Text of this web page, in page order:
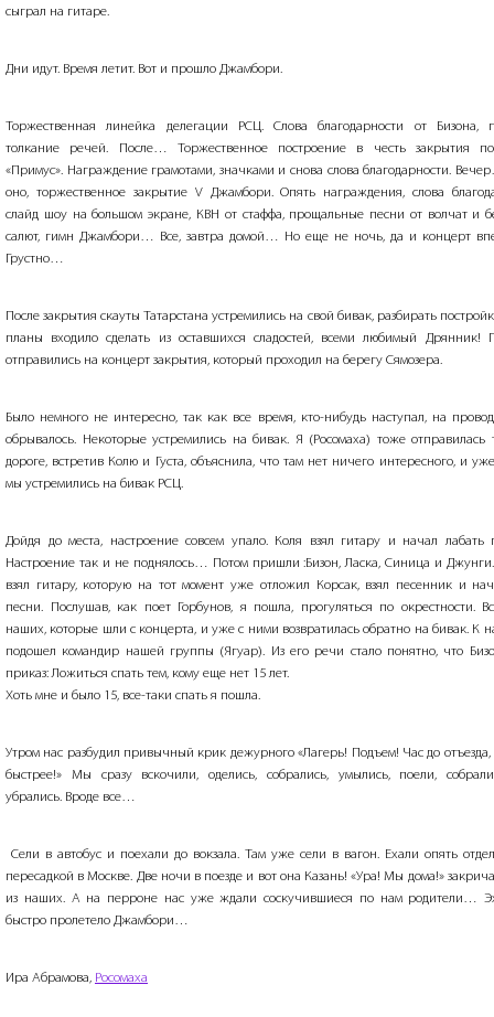
сыграл на гитаре.
Дни идут. Время летит. Вот и прошло Джамбори.
Торжественная линейка делегации РСЦ. Слова благодарности от Бизона,
толкание речей. После… Торжественное построение в честь закрытия
«Примус». Награждение грамотами, значками и снова слова благодарности.
оно, торжественное закрытие V Джамбори. Опять награждения, слова
слайд шоу на большом экране, КВН от стаффа, прощальные песни от волчат и
салют, гимн Джамбори… Все, завтра домой… Но еще не ночь, да и концерт
Грустно…
После закрытия скауты Татарстана устремились на свой бивак, разбирать
планы входило сделать из оставшихся сладостей, всеми любимый Дрянник!
отправились на концерт закрытия, который проходил на берегу Сямозера.
Было немного не интересно, так как все время, кто-нибудь наступал, на
обрывалось. Некоторые устремились на бивак. Я (Росомаха) тоже отправилась
дороге, встретив Колю и Густа, объяснила, что там нет ничего интересного, и
мы устремились на бивак РСЦ.
Дойдя до места, настроение совсем упало. Коля взял гитару и начал
Настроение так и не поднялось… Потом пришли :Бизон, Ласка, Синица и
взял гитару, которую на тот момент уже отложил Корсак, взял песенник и
песни. Послушав, как поет Горбунов, я пошла, прогуляться по окрестности.
наших, которые шли с концерта, и уже с ними возвратилась обратно на бивак. К
подошел командир нашей группы (Ягуар). Из его речи стало понятно, что
приказ: Ложиться спать тем, кому еще нет 15 лет.
Хоть мне и было 15, все-таки спать я пошла.
Утром нас разбудил привычный крик дежурного «Лагерь! Подъем! Час до отъезда,
быстрее!» Мы сразу вскочили, оделись, собрались, умылись, поели,
убрались. Вроде все…
Сели в автобус и поехали до вокзала. Там уже сели в вагон. Ехали опять
пересадкой в Москве. Две ночи в поезде и вот она Казань! «Ура! Мы дома!»
из наших. А на перроне нас уже ждали соскучившиеся по нам родители…
быстро пролетело Джамбори…
Ира Абрамова, Росомаха